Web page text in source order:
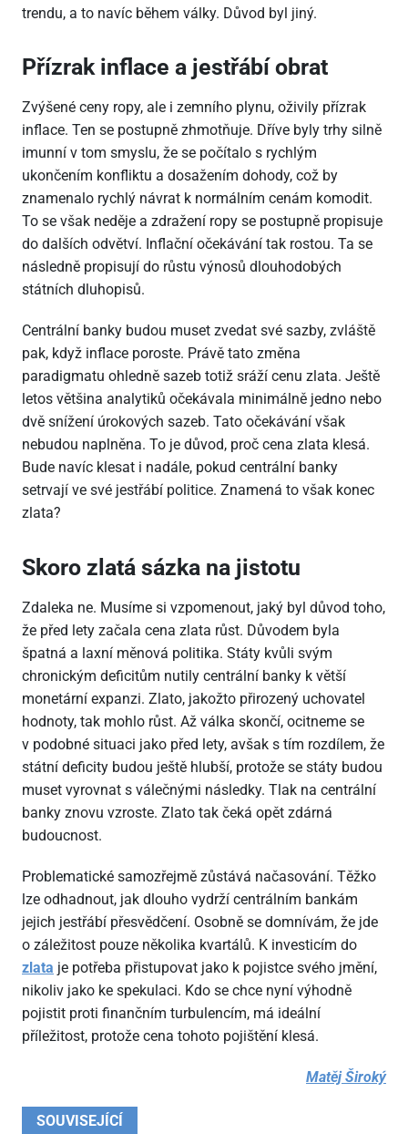
trendu, a to navíc během války. Důvod byl jiný.
SOUVISEJÍCÍ
Přízrak inflace a jestřábí obrat
Zvýšené ceny ropy, ale i zemního plynu, oživily přízrak
inflace. Ten se postupně zhmotňuje. Dříve byly trhy silně
imunní v tom smyslu, že se počítalo s rychlým
ukončením konfliktu a dosažením dohody, což by
znamenalo rychlý návrat k normálním cenám komodit.
To se však neděje a zdražení ropy se postupně propisuje
do dalších odvětví. Inflační očekávání tak rostou. Ta se
následně propisují do růstu výnosů dlouhodobých
státních dluhopisů.
Centrální banky budou muset zvedat své sazby, zvláště
pak, když inflace poroste. Právě tato změna
paradigmatu ohledně sazeb totiž sráží cenu zlata. Ještě
letos většina analytiků očekávala minimálně jedno nebo
dvě snížení úrokových sazeb. Tato očekávání však
nebudou naplněna. To je důvod, proč cena zlata klesá.
Bude navíc klesat i nadále, pokud centrální banky
setrvají ve své jestřábí politice. Znamená to však konec
zlata?
Skoro zlatá sázka na jistotu
Zdaleka ne. Musíme si vzpomenout, jaký byl důvod toho,
že před lety začala cena zlata růst. Důvodem byla
špatná a laxní měnová politika. Státy kvůli svým
chronickým deficitům nutily centrální banky k větší
monetární expanzi. Zlato, jakožto přirozený uchovatel
hodnoty, tak mohlo růst. Až válka skončí, ocitneme se
v podobné situaci jako před lety, avšak s tím rozdílem, že
státní deficity budou ještě hlubší, protože se státy budou
muset vyrovnat s válečnými následky. Tlak na centrální
banky znovu vzroste. Zlato tak čeká opět zdárná
budoucnost.
Problematické samozřejmě zůstává načasování. Těžko
lze odhadnout, jak dlouho vydrží centrálním bankám
jejich jestřábí přesvědčení. Osobně se domnívám, že jde
o záležitost pouze několika kvartálů. K investicím do
zlata je potřeba přistupovat jako k pojistce svého jmění,
nikoliv jako ke spekulaci. Kdo se chce nyní výhodně
pojistit proti finančním turbulencím, má ideální
příležitost, protože cena tohoto pojištění klesá.
Matěj Široký